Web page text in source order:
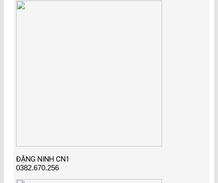
ĐẶNG NINH CN1
0382.670.256